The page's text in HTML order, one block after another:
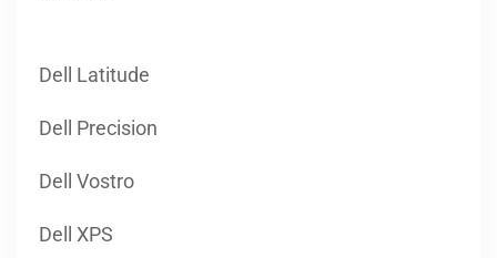
Dell Latitude
Dell Precision
Dell Vostro
Dell XPS